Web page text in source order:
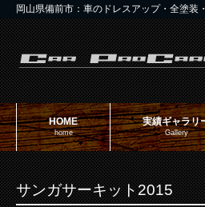
岡山県備前市：車のドレスアップ・全塗
HOME
home
実績ギャラリ
Gallery
サンガサーキット2015